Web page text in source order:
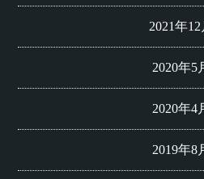
2021年12
2020年5
2020年4
2019年8